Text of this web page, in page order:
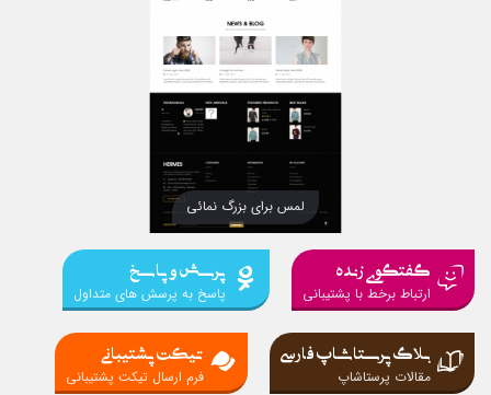
لمس برای بزرگ نمائی
گفتگوی زنده
ارتباط برخط با پشتیبانی
پرسش و پاسخ
پاسخ به پرسش های متداول
بلاگ پرستاشاپ فارسی
مقالات پرستاشاپ
تیکت پشتیبانی
فرم ارسال تیکت پشتیبانی